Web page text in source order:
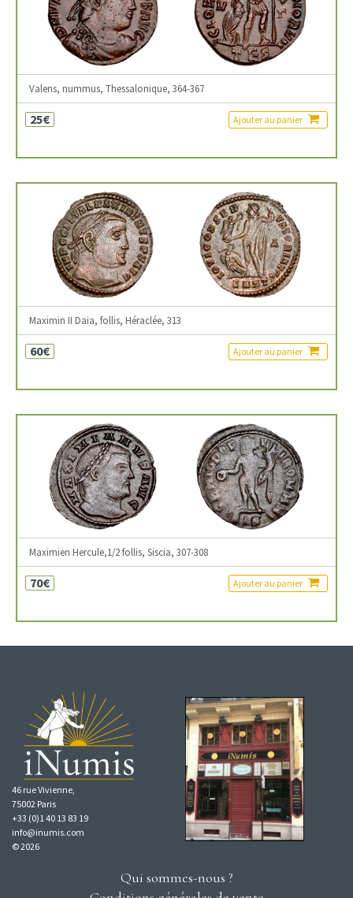
Valens, nummus, Thessalonique, 364-367
25€ Ajouter au panier
Maximin II Daia, follis, Héraclée, 313
60€ Ajouter au panier
Maximien Hercule,1/2 follis, Siscia, 307-308
70€ Ajouter au panier
46 rue Vivienne,
75002 Paris
+33 (0)1 40 13 83 19
info@inumis.com
© 2026
Qui sommes-nous ?